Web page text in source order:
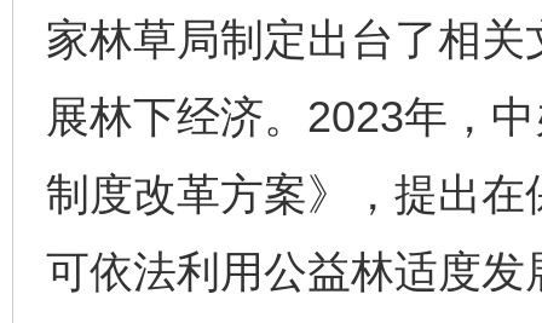
家林草局制定出台了相
展林下经济。2023年，
制度改革方案》，提出
可依法利用公益林适度